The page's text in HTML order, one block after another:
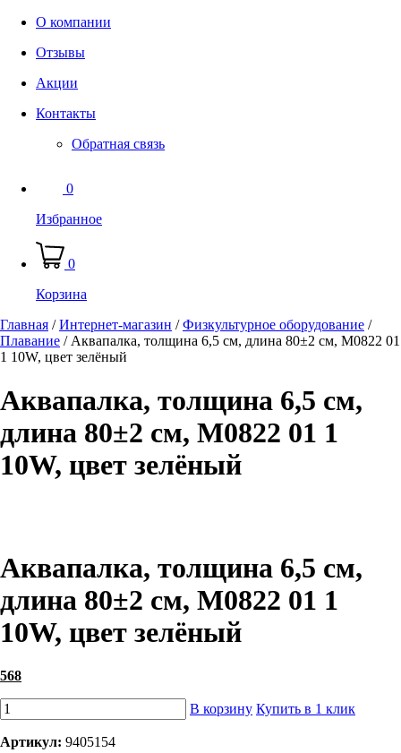
О компании
Отзывы
Акции
Контакты
Обратная связь
0
Избранное
0
Корзина
Главная /Интернет-магазин /Физкультурное оборудование /
Плавание / Аквапалка, толщина 6,5 см, длина 80±2 см, M0822 01
1 10W, цвет зелёный
Аквапалка, толщина 6,5 см,
длина 80±2 см, M0822 01 1
10W, цвет зелёный
Аквапалка, толщина 6,5 см,
длина 80±2 см, M0822 01 1
10W, цвет зелёный
568
В корзину Купить в 1 клик
Артикул: 9405154